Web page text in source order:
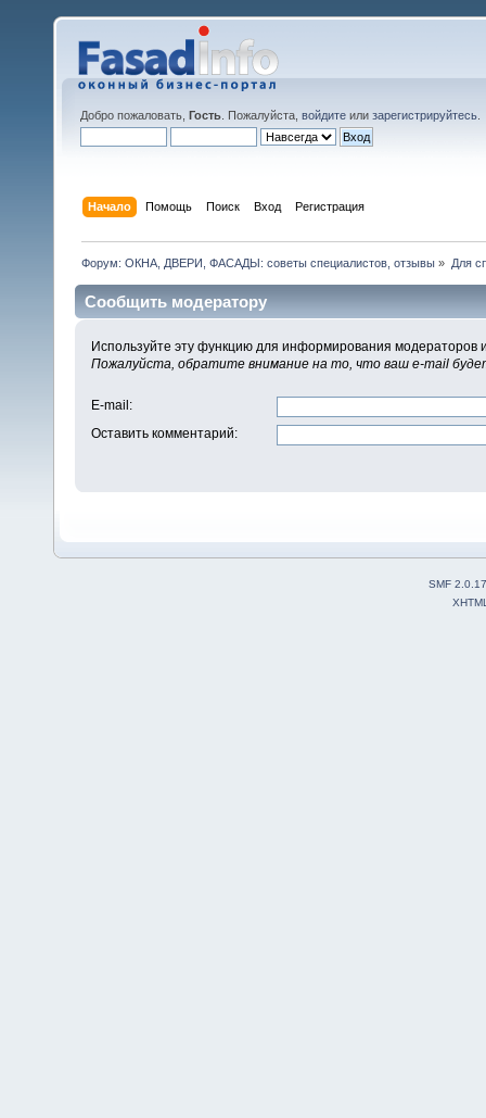
Добро пожаловать, Гость . Пожалуйста, войдите или зарегистрируйтесь
Начало Помощь Поиск Вход Регистрация
Форум: ОКНА, ДВЕРИ, ФАСАДЫ: советы специалистов, отзывы » Для
Сообщить модератору
Используйте эту функцию для информирования модераторов
Пожалуйста, обратите внимание на то, что ваш e-mail
E-mail :
Оставить комментарий:
SMF 2.0.17